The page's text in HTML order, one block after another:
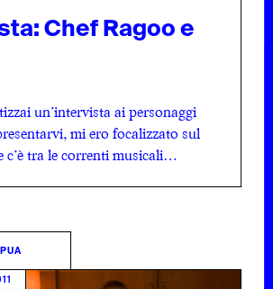
Chef Ragoo e
un’intervista ai personaggi
mi ero focalizzato sul
c’è tra le correnti musicali…